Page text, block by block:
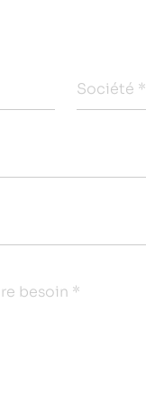
Société *
besoin *